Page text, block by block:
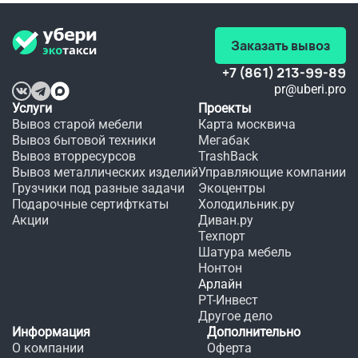
Заказать вывоз
+7 (861) 213-99-89
pr@uberi.pro
Услуги
Вывоз старой мебели
Вывоз бытовой техники
Вывоз вторресурсов
Вывоз металлических изделий
Грузчики под разные задачи
Подарочные сертифткаты
Акции
Проекты
Карта москвича
Мегабак
TrashBack
Управляющие компании
Экоцентры
Холодильник.ру
Диван.ру
Техпорт
Шатура мебель
Нонтон
Арлайн
РТ-Инвест
Другое дело
Информация
О компании
Дополнительно
Оферта